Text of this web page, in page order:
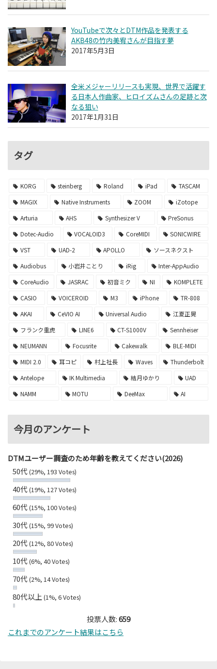
YouTubeで次々とDTM作品を発表する
AKB48の竹内美宥さんが目指す夢
2017年5月3日
全米メジャーリリースも実現、世界で活躍す
る日本人作曲家、ヒロイズムさんの足跡と次
なる狙い
2017年1月31日
タグ
KORG steinberg Roland iPad
TASCAM
MAGIX
Native Instruments ZOOM
iZotope
Arturia
AHS Synthesizer V
PreSonus
Dotec-Audio
VOCALOID3 CoreMIDI
SONICWIRE
VST
UAD-2 APOLLO
ソースネクスト
Audiobus
小岩井ことり iRig
Inter-AppAudio
CoreAudio
JASRAC 初音ミク NI
KOMPLETE
CASIO
VOICEROID M3 iPhone
TR-808
AKAI
CeVIO AI Universal Audio
江夏正晃
フランク重虎
LINE6 CT-S1000V
Sennheiser
NEUMANN
Focusrite Cakewalk
BLE-MIDI
MIDI 2.0
耳コピ 村上社長 Waves
Thunderbolt
Antelope
IK Multimedia 結月ゆかり
UAD
NAMM
MOTU DeeMax AI
今月のアンケート
DTMユーザー調査のため年齢を教えてください(2026)
50代(29%, 193 Votes)
40代(19%, 127 Votes)
60代(15%, 100 Votes)
30代(15%, 99 Votes)
20代(12%, 80 Votes)
10代(6%, 40 Votes)
70代(2%, 14 Votes)
80代以上 (1%, 6 Votes)
投票人数:659
これまでのアンケート結果はこちら